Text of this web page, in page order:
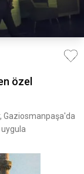
özel
Gaziosmanpaşa'da
uygula